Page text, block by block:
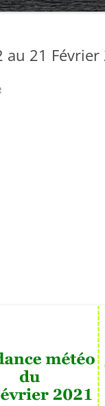
au 21 Février